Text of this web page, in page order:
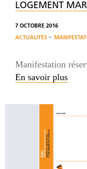
LOGEMENT
7 OCTOBRE 2016
ACTUALITÉS -
Manifestation
En savoir plus